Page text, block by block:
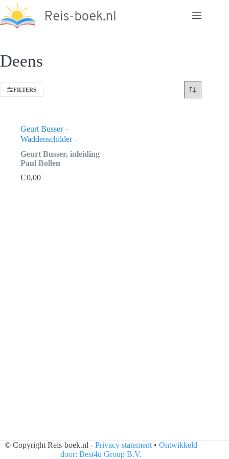
naar
de
Deens
FILTERS
Geurt Busser –
Waddenschilder –
Geurt Busser, inleiding
Paul Bollen
€ 0,00
© Copyright Reis-boek.nl - Privacy statement • Ontwikkeld
door: Best4u Group B.V.